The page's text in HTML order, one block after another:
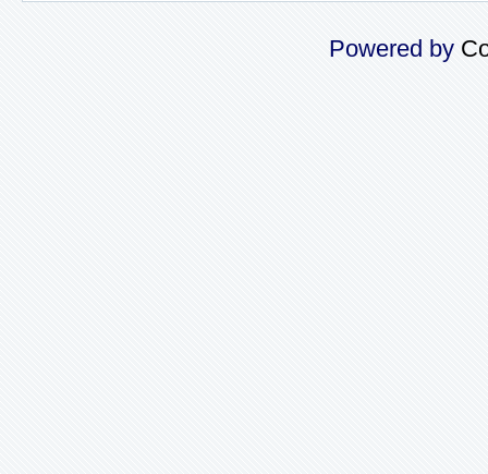
Powered by